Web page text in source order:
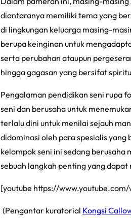
diantaranya memiliki tema yang
di lingkungan keluarga masing-
berupa keinginan untuk
serta perubahan ataupun
hingga gagasan yang bersifat
Pengalaman pendidikan seni rupa
seni dan berusaha untuk
terlalu dini untuk menilai sejauh
didominasi oleh para spesialis
kelompok seni ini sedang berusaha
sebuah langkah penting yang
[youtube https://
(Pengantar kuratorial Kongsi